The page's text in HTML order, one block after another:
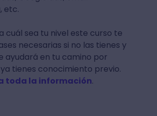
etc.
cuál sea tu nivel este curso te
necesarias si no las tienes y
ayudará en tu camino por
tienes conocimiento previo.
toda la información.